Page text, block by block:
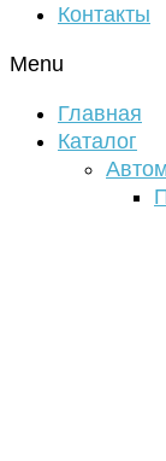
Контакты
Menu
Главная
Каталог